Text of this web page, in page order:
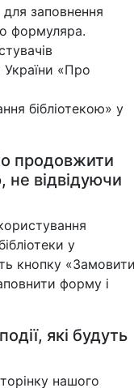
для заповнення
формуляра.
України «Про
бібліотекою» у
продовжити
не відвідуючи
у
кнопку
форму і
які будуть
нашого